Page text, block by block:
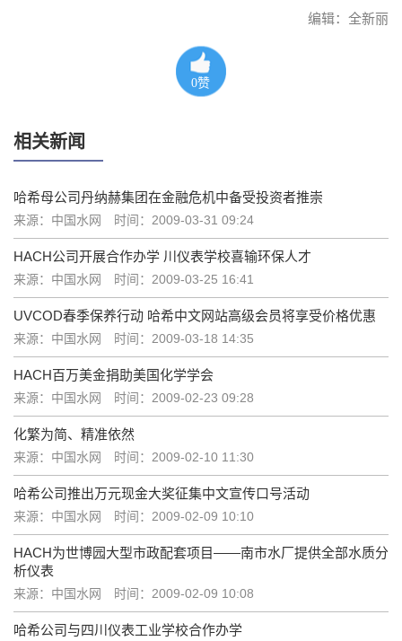
编辑：全新丽
0赞
相关新闻
哈希母公司丹纳赫集团在金融危机中备受投资者推崇
来源：中国水网 时间：2009-03-31 09:24
HACH公司开展合作办学 川仪表学校喜输环保人才
来源：中国水网 时间：2009-03-25 16:41
UVCOD春季保养行动 哈希中文网站高级会员将享受价格优惠
来源：中国水网 时间：2009-03-18 14:35
HACH百万美金捐助美国化学学会
来源：中国水网 时间：2009-02-23 09:28
化繁为简、精准依然
来源：中国水网 时间：2009-02-10 11:30
哈希公司推出万元现金大奖征集中文宣传口号活动
来源：中国水网 时间：2009-02-09 10:10
HACH为世博园大型市政配套项目――南市水厂提供全部水质分
析仪表
来源：中国水网 时间：2009-02-09 10:08
哈希公司与四川仪表工业学校合作办学